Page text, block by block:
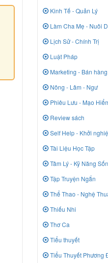
Kinh Tế - Quản Lý
Làm Cha Mẹ - Nuôi
Lịch Sử - Chính Trị
Luật Pháp
Marketing - Bán hàng
Nông - Lâm - Ngư
Phiêu Lưu - Mạo
Review sách
Self Help - Khởi
Tài Liệu Học Tập
Tâm Lý - Kỹ Năng
Tập Truyện Ngắn
Thể Thao - Nghệ
Thiếu Nhi
Thơ Ca
Tiểu thuyết
Tiểu Thuyết Phương